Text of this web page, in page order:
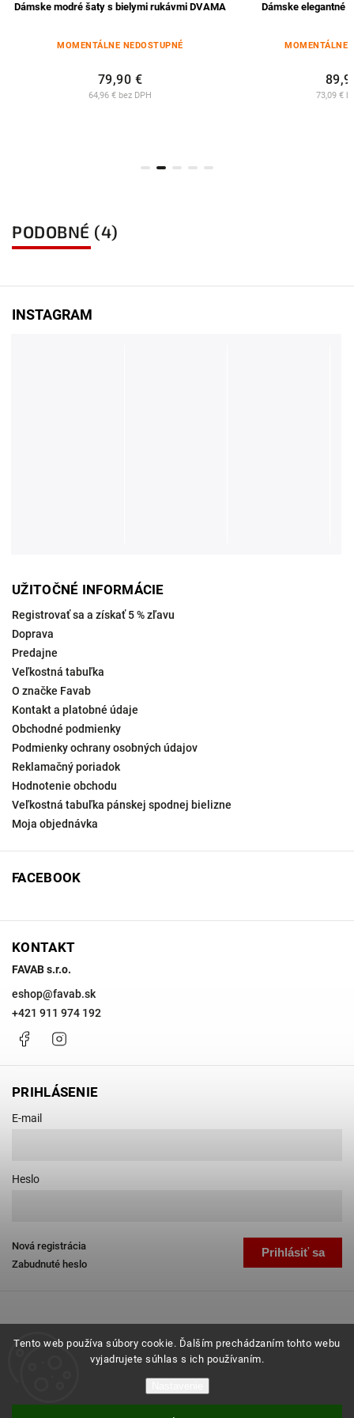
Tento web používa súbory cookie. Ďalším prechádzaním tohto webu
vyjadrujete súhlas s ich používaním.
modré šaty s bielymi rukávmi DVAMA
MOMENTÁLNE NEDOSTUPNÉ
64,96 € bez DPH
79,90 €
Dámske elegantné čierne
MOMENTÁLNE
73,09 € bez DPH
89,90 €
PODOBNÉ (4)
UŽITOČNÉ INFORMÁCIE
Registrovať sa a získať 5 % zľavu
Doprava
Predajne
Veľkostná tabuľka
O značke Favab
Kontakt a platobné údaje
Obchodné podmienky
Podmienky ochrany osobných údajov
Reklamačný poriadok
Hodnotenie obchodu
Veľkostná tabuľka pánskej spodnej bielizne
Moja objednávka
FACEBOOK
KONTAKT
FAVAB s.r.o.
eshop@favab.sk
+421 911 974 192
Facebook
PRIHLÁSENIE
E-mail
Heslo
Prihlásiť sa
Nová registrácia
Zabudnuté heslo
INSTAGRAM
Favab.sk. Všetky práva vyhradené.
Grafický návrh vytvořil a nakódoval